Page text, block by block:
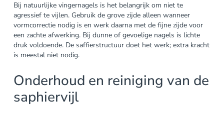
Bij natuurlijke vingernagels is het belangrijk om niet te
agressief te vijlen. Gebruik de grove zijde alleen wanneer
vormcorrectie nodig is en werk daarna met de fijne zijde voor
een zachte afwerking. Bij dunne of gevoelige nagels is lichte
druk voldoende. De saffierstructuur doet het werk; extra kracht
is meestal niet nodig.
Onderhoud en reiniging van de
saphiervijl